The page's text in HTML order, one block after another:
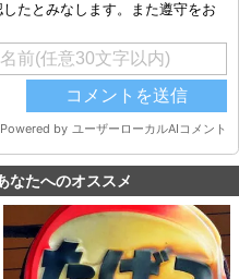
なたへのオススメ